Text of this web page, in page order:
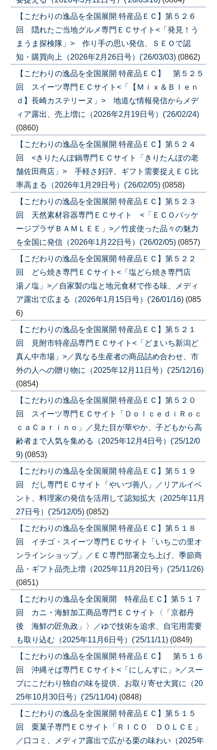
【こだわりの逸品を全国展開 特産品ＥＣ】第５２６
回 隠れたご当地グルメ専門ＥＣサイト<「発見！う
まうま探検隊」> 作り手の思い発信、ＳＥＯで認
知・購買向上（2026年2月26日号）('26/03/03) (0862)
【こだわりの逸品を全国展開 特産品ＥＣ】 第５２５
回 スイーツ専門ＥＣサイト<「【Ｍｉｘ＆Ｂｌｅｎ
ｄ】長崎カステリーヌ」> 地道な情報発信からメデ
ィア露出、売上増に（2026年2月19日号）('26/02/24)
(0860)
【こだわりの逸品を全国展開 特産品ＥＣ】第５２４
回 <きりたんぽ鍋専門ＥＣサイト「きりたんぽの老
舗佐田商店」> 手軽さ好評、ギフト需要捉えＥＣ比
率高まる（2026年1月29日号）('26/02/05) (0858)
【こだわりの逸品を全国展開 特産品ＥＣ】第５２３
回 天然素材容器専門ＥＣサイト <「ＥＣＯパッケ
ージプラザＢＡＭＬＥＥ」>／竹皮使った品々の魅力
を全国に発信（2026年1月22日号）('26/02/05) (0857)
【こだわりの逸品を全国展開 特産品ＥＣ】第５２２
回 どら焼き専門ＥＣサイト<「塩どら焼き専門店
湯ノ塩」>／自家製の塩と地元食材で作る味、メディ
ア露出で広まる（2026年1月15日号）('26/01/16) (085
6)
【こだわりの逸品を全国展開 特産品ＥＣ】第５２１
回 見附市特産品専門ＥＣサイト<「どまいち新潟ど
真ん中市場」>／異なる生産者の商品詰め合わせ、市
外の人への贈り物に（2025年12月11日号）('25/12/16)
(0854)
【こだわりの逸品を全国展開 特産品ＥＣ】第５２０
回 スイーツ専門ＥＣサイト「ＤｏｌｃｅｄｉＲｏｃ
ｃａＣａｒｉｎｏ」／見た目が華やか、子どもから高
齢者まで人気を集める（2025年12月4日号）('25/12/0
9) (0853)
【こだわりの逸品を全国展開 特産品ＥＣ】第５１９
回 だし専門ＥＣサイト「やいづ善八」／リアルイベ
ント、料理家の発信を活用して認知拡大（2025年11月
27日号）('25/12/05) (0852)
【こだわりの逸品を全国展開 特産品ＥＣ】第５１８
回 イチゴ・スイーツ専門ＥＣサイト「いちごの里オ
ンラインショップ」／ＥＣ専門部署立ち上げ、季節商
品・ギフト品売上増（2025年11月20日号）('25/11/26)
(0851)
【こだわりの逸品を全国展開 特産品ＥＣ】第５１７
回 カニ・海鮮加工商品専門ＥＣサイト〈「京都丹
後 海鮮の匠魚政」〉／ゆで技術を追求、自宅用需要
も取り込む（2025年11月6日号）('25/11/11) (0849)
【こだわりの逸品を全国展開 特産品ＥＣ】 第５１６
回 沖縄そば専門ＥＣサイト<「にしんすに」>／スー
プにこだわり独自の味を提供、お取り寄せ大賞に（20
25年10月30日号）('25/11/04) (0848)
【こだわりの逸品を全国展開 特産品ＥＣ】第５１５
回 栗菓子専門ＥＣサイト「ＲＩＣＯ ＤＯＬＣＥ」
／口コミ、メディア露出で広がる栗の味わい（2025年